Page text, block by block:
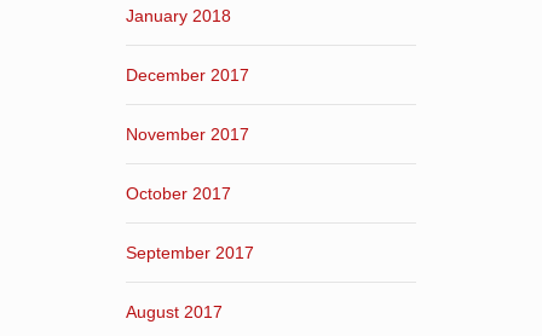
January 2018
December 2017
November 2017
October 2017
September 2017
August 2017